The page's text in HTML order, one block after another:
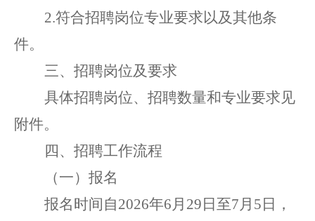
2.符合招聘岗位专业要求以及其他条
件。
三、招聘岗位及要求
具体招聘岗位、招聘数量和专业要求见
附件。
四、 招聘工作流程
（一）报名
报名时间 自2026年6月 29 日 至7月 5 日，